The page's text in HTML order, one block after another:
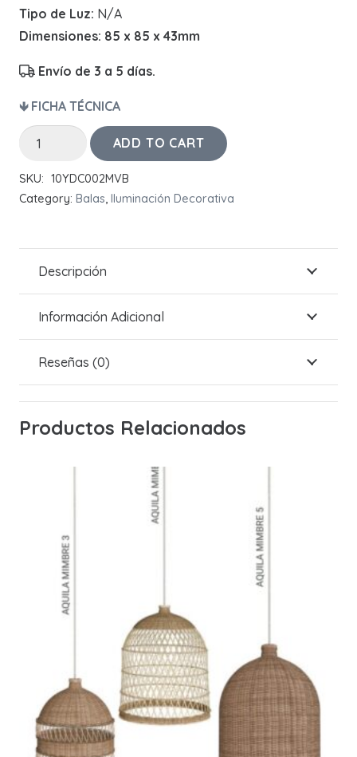
Tipo de Luz: N/A
Dimensiones: 85 x 85 x 43mm
Envío de 3 a 5 días.
🡻 FICHA TÉCNICA
Bala
II
Cuadrada
quantity
ADD TO CART
SKU: 10YDC002MVB
Category: Balas, Iluminación Decorativa
Descripción
Información Adicional
Reseñas (0)
Productos Relacionados